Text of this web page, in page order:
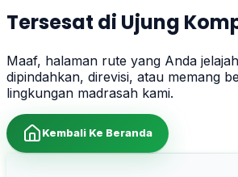
Tersesat di Ujung
Maaf, halaman rute yang Anda
dipindahkan, direvisi, atau memang
lingkungan madrasah kami.
Kembali Ke Beranda